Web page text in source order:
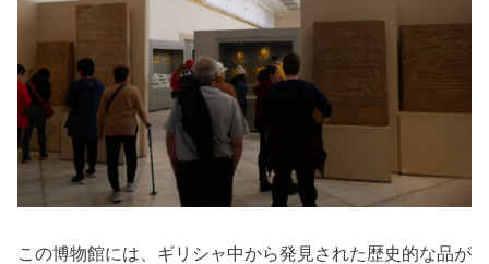
この博物館には、ギリシャ中から発見された歴史的な品が